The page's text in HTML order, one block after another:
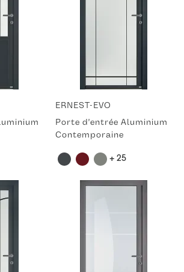
ERNEST-EVO
Porte d'entrée Aluminium
Contemporaine
+ 25